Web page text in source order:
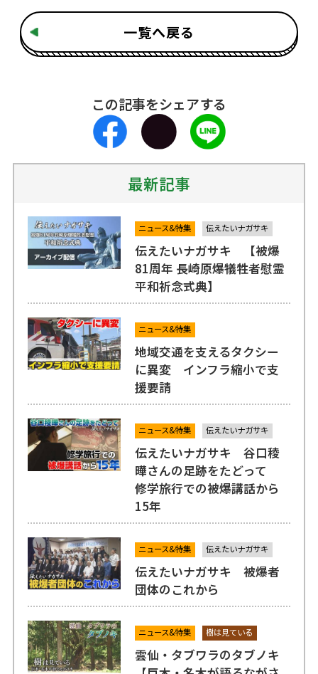
一覧へ戻る
この記事をシェアする
最新記事
ニュース&特集 伝えたいナガサキ
伝えたいナガサキ 【被爆
81周年 長崎原爆犠牲者慰霊
平和祈念式典】
ニュース&特集
地域交通を支えるタクシー
に異変 インフラ縮小で支
援要請
ニュース&特集 伝えたいナガサキ
伝えたいナガサキ 谷口稜
曄さんの足跡をたどって
修学旅行での被爆講話から
15年
ニュース&特集 伝えたいナガサキ
伝えたいナガサキ 被爆者
団体のこれから
ニュース&特集 樹は見ている
雲仙・タブワラのタブノキ